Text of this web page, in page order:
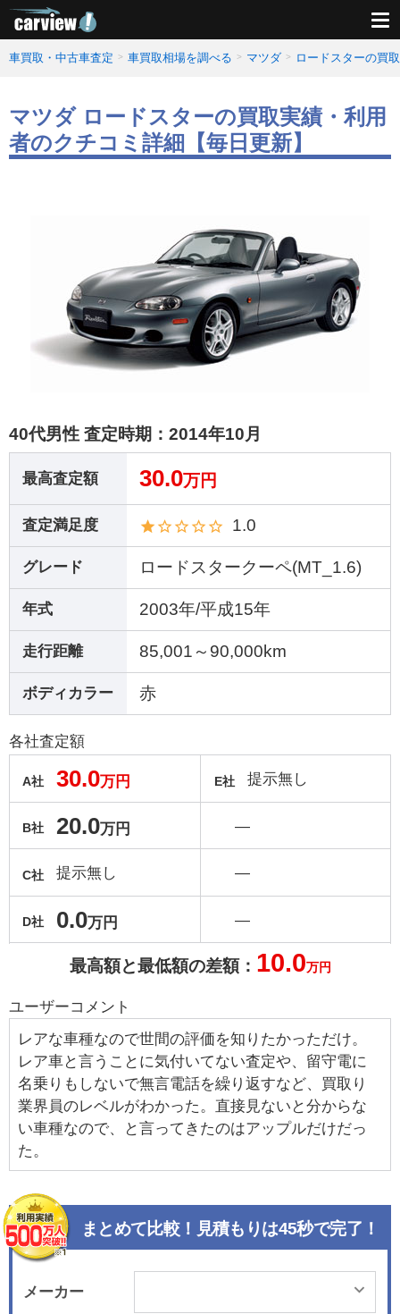
車買取・中古車査定 車買取相場を調べる マツダ ロードスターの買
マツダ ロードスターの買取実績・利用
者のクチコミ詳細【毎日更新】
40代男性 査定時期： 2014年10月
最高査定額 30.0万円
査定満足度 1.0
グレード ロードスタークーペ(MT_1.6)
年式 2003年/平成15年
走行距離 85,001～90,000km
ボディカラー 赤
各社査定額
A社 30.0万円
B社 20.0万円
C社 提示無し
D社 0.0万円
E社 提示無し
―
―
―
最高額と最低額の差額： 10.0万円
ユーザーコメント
レアな車種なので世間の評価を知りたかっただけ。
レア車と言うことに気付いてない査定や、留守電に
名乗りもしないで無言電話を繰り返すなど、買取り
業界員のレベルがわかった。直接見ないと分からな
い車種なので、と言ってきたのはアップルだけだっ
た。
まとめて比較！見積もりは45秒で完了！
メーカー